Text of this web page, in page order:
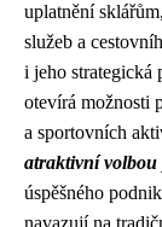
uplatnění
služeb a
i jeho strategická
otevírá možnosti
a sportovních
atraktivní volbou
úspěšného
navazují na